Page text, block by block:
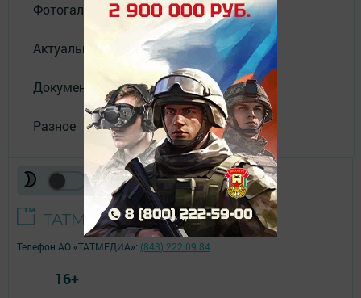
Фотогалереи
Актуальное видео
Документы
Разное
Телефон АО «ТАТМЕДИА»: (843) 222 09 84
16+